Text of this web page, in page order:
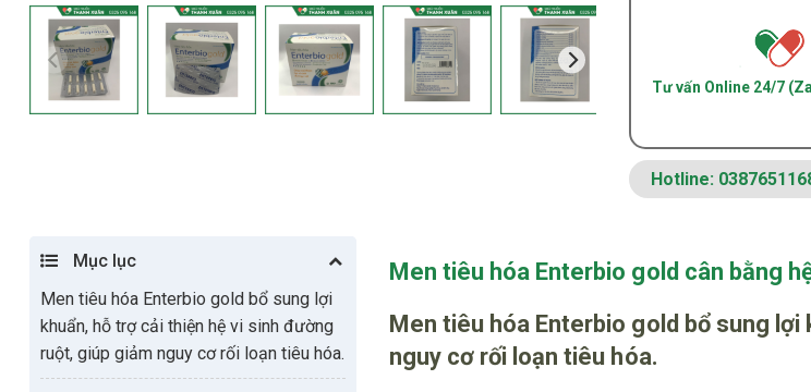
Tư vấn Online 24/7
Hotline:
Mục lục
Men tiêu hóa Enterbio gold bổ sung lợi
khuẩn, hỗ trợ cải thiện hệ vi sinh đường
ruột, giúp giảm nguy cơ rối loạn tiêu hóa.
Men tiêu hóa Enterbio gold cân bằng
Men tiêu hóa Enterbio gold bổ sung
nguy cơ rối loạn tiêu hóa.